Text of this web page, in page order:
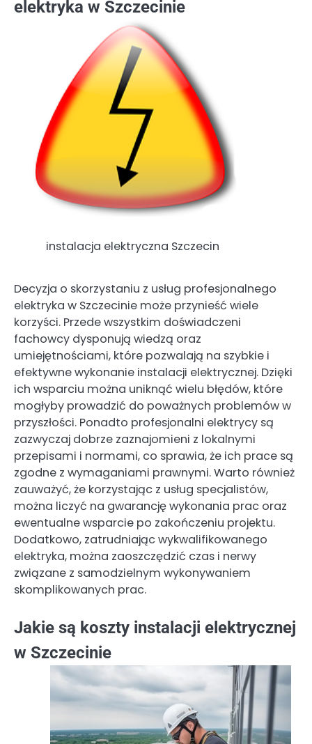
elektryka w Szczecinie
instalacja elektryczna Szczecin
Decyzja o skorzystaniu z usług profesjonalnego
elektryka w Szczecinie może przynieść wiele
korzyści. Przede wszystkim doświadczeni
fachowcy dysponują wiedzą oraz
umiejętnościami, które pozwalają na szybkie i
efektywne wykonanie instalacji elektrycznej. Dzięki
ich wsparciu można uniknąć wielu błędów, które
mogłyby prowadzić do poważnych problemów w
przyszłości. Ponadto profesjonalni elektrycy są
zazwyczaj dobrze zaznajomieni z lokalnymi
przepisami i normami, co sprawia, że ich prace są
zgodne z wymaganiami prawnymi. Warto również
zauważyć, że korzystając z usług specjalistów,
można liczyć na gwarancję wykonania prac oraz
ewentualne wsparcie po zakończeniu projektu.
Dodatkowo, zatrudniając wykwalifikowanego
elektryka, można zaoszczędzić czas i nerwy
związane z samodzielnym wykonywaniem
skomplikowanych prac.
Jakie są koszty instalacji elektrycznej
w Szczecinie